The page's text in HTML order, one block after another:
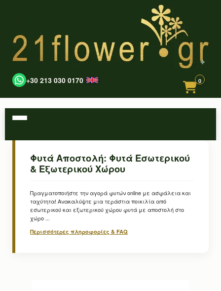
+30 213 030 0170 0
Φυτά Αποστολή: Φυτά Εσωτερικού
& Εξωτερικού Χώρου
Πραγματοποιήστε την αγορά φυτών online με ασφάλεια και
ταχύτητα! Ανακαλύψτε μια τεράστια ποικιλία από
εσωτερικού και εξωτερικού χώρου φυτά με αποστολή στο
χώρο ...
Περισσότερες πληροφορίες & FAQ